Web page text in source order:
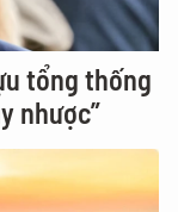
tổng thống
nhược”